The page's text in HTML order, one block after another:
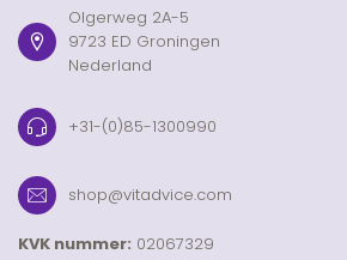
Olgerweg 2A-5
9723 ED Groningen
Nederland
+31-(0)85-1300990
shop@vitadvice.com
KVK nummer: 02067329